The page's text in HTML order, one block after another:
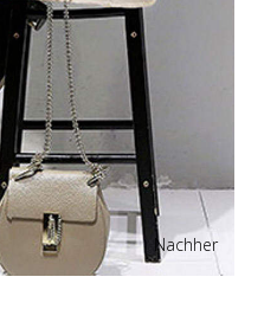
Nachher